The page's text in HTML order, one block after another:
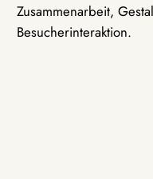
Zusammenarbeit,
Besucherinteraktion.